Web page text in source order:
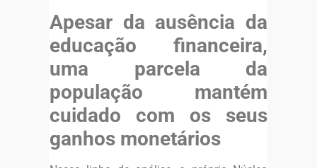
Apesar da ausência da
educação financeira,
uma parcela da
população mantém
cuidado com os seus
ganhos monetários